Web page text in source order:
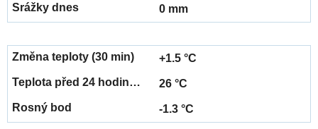
0 mm
+1.5 °C
26 °C
-1.3 °C